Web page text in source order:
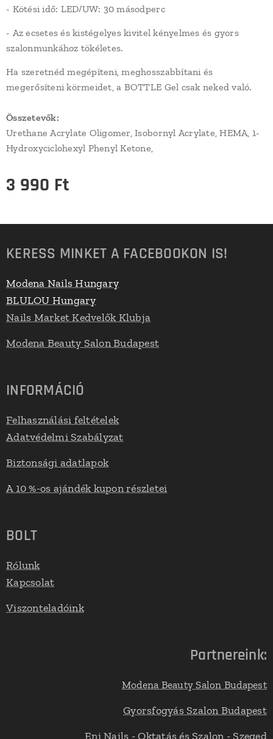
- Kötési idő: LED/UW: 30 másodperc
- Az ecsetes és kistégelyes kivitel kényelmes és gyors
szalonmunkához tökéletes.
Ha szeretnéd megépíteni, meghosszabbítani és
megerősíteni körmeidet, a BOTTLE Gel csak neked való.
Összetevők:
Urethane Acrylate Oligomer, Isobornyl Acrylate, HEMA, 1-
Hydroxyciclohexyl Phenyl Ketone,
3 990 Ft
KERESS MINKET A FACEBOOKON IS!
Modena Nails Hungary
BLULOU Hungary
Nails Market Kedvelők Klubja
Modena Beauty Salon Budapest
INFORMÁCIÓ
Felhasználási feltételek
Adatvédelmi Szabályzat
Biztonsági adatlapok
A 10 %-os ajándék kupon részletei
BOLT
Rólunk
Kapcsolat
Viszonteladóink
Partnereink:
Modena Beauty Salon Budapest
Gyorsfogyás Szalon Budapest
Eni Nails - Oktatás és Szalon - Szeged